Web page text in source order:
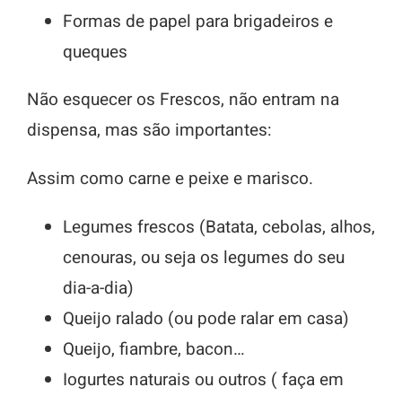
Formas de papel para brigadeiros e
queques
Não esquecer os Frescos, não entram na
dispensa, mas são importantes:
Assim como carne e peixe e marisco.
Legumes frescos (Batata, cebolas, alhos,
cenouras, ou seja os legumes do seu
dia-a-dia)
Queijo ralado (ou pode ralar em casa)
Queijo, fiambre, bacon…
Iogurtes naturais ou outros ( faça em